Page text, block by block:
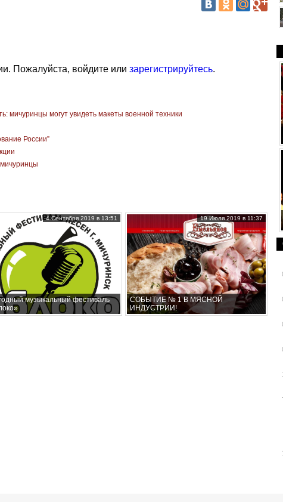
Пожалуйста, войдите или зарегистрируйтесь.
мичуринцы могут увидеть макеты военной техники
России”
музыкальный фестиваль
4 Сентября 2019 в 13:51
СОБЫТИЕ № 1 В МЯСНОЙ
ИНДУСТРИИ!
19 Июля 2019 в 11:37